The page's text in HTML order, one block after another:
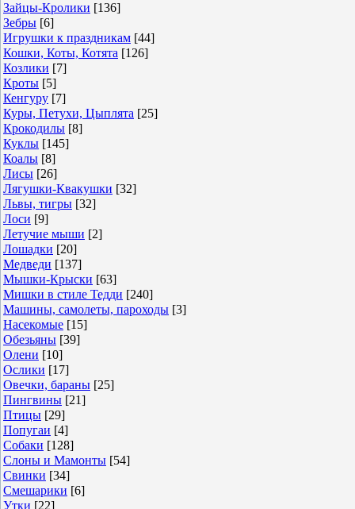
Зайцы-Кролики [136]
Зебры [6]
Игрушки к праздникам [44]
Кошки, Коты, Котята [126]
Козлики [7]
Кроты [5]
Кенгуру [7]
Куры, Петухи, Цыплята [25]
Крокодилы [8]
Куклы [145]
Коалы [8]
Лисы [26]
Лягушки-Квакушки [32]
Львы, тигры [32]
Лоси [9]
Летучие мыши [2]
Лошадки [20]
Медведи [137]
Мышки-Крыски [63]
Мишки в стиле Тедди [240]
Машины, самолеты, пароходы [3]
Насекомые [15]
Обезьяны [39]
Олени [10]
Ослики [17]
Овечки, бараны [25]
Пингвины [21]
Птицы [29]
Попугаи [4]
Собаки [128]
Слоны и Мамонты [54]
Свинки [34]
Смешарики [6]
Утки [22]